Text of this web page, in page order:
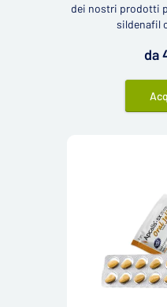
dei nostri prodotti
sildenafil
da